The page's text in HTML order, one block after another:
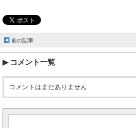
前の記事
コメント一覧
コメントはまだありません